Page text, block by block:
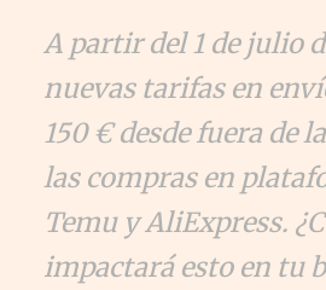
A partir del 1 de julio
nuevas tarifas en
150 € desde fuera de
las compras en
Temu y AliExpress.
impactará esto en tu